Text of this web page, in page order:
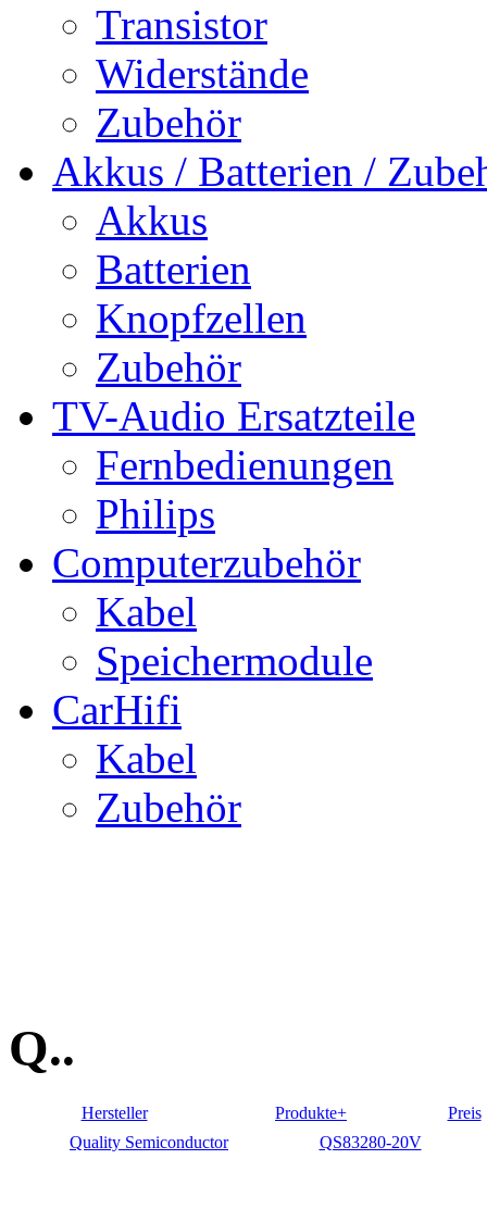
Transistor
Widerstände
Zubehör
Akkus / Batterien /
Akkus
Batterien
Knopfzellen
Zubehör
TV-Audio Ersatzteile
Fernbedienungen
Philips
Computerzubehör
Kabel
Speichermodule
CarHifi
Kabel
Zubehör
Q..
Hersteller Produkte+
Preis
Quality Semiconductor
QS83280-20V